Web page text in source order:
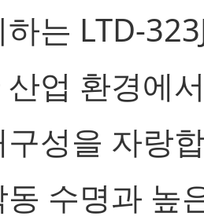
는 LTD-
산업 환경에
구성을 자랑
수명과 높